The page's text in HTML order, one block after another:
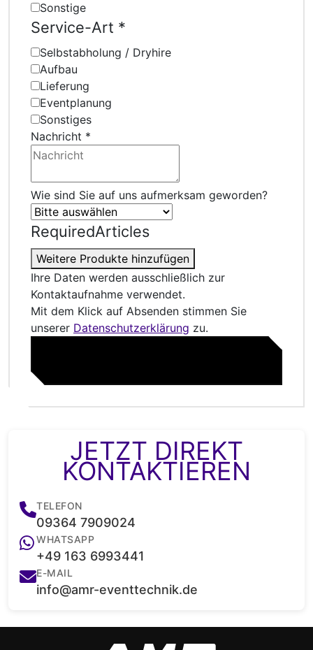
Sonstige
Service-Art *
Selbstabholung / Dryhire
Aufbau
Lieferung
Eventplanung
Sonstiges
Nachricht *
Wie sind Sie auf uns aufmerksam geworden?
RequiredArticles
Weitere Produkte hinzufügen
Ihre Daten werden ausschließlich zur
Kontaktaufnahme verwendet.
Mit dem Klick auf Absenden stimmen Sie
unserer Datenschutzerklärung zu.
JETZT DIREKT
KONTAKTIEREN
TELEFON
09364 7909024
WHATSAPP
+49 163 6993441
E-MAIL
info@amr-eventtechnik.de